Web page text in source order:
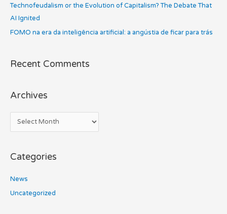
Technofeudalism or the Evolution of Capitalism? The Debate That
AI Ignited
FOMO na era da inteligência artificial: a angústia de ficar para trás
Recent Comments
Archives
Categories
News
Uncategorized